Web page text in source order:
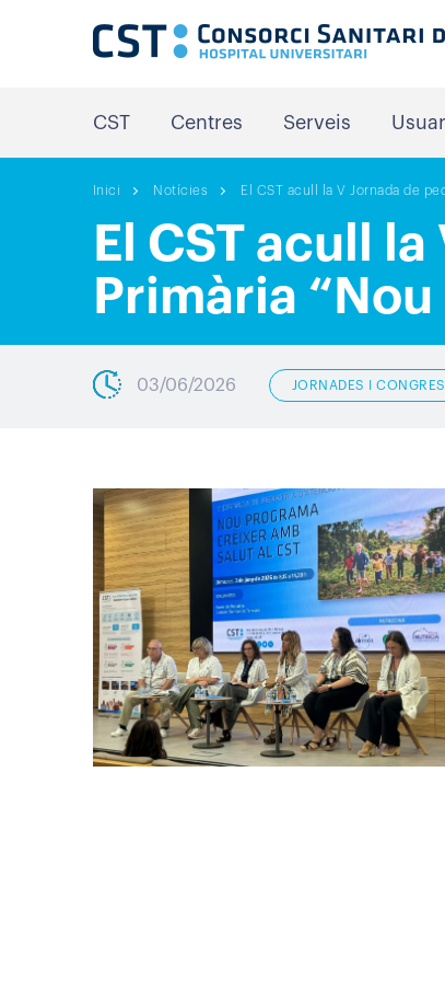
CST Centres Serveis
Inici Notícies El CST acull la V Jornada de
El CST acull
Primària
03/06/2026 JORNADES I